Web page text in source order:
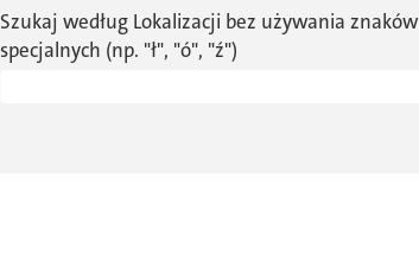
Szukaj według Lokalizacji bez używania znaków
specjalnych (np. "ł", "ó", "ź")